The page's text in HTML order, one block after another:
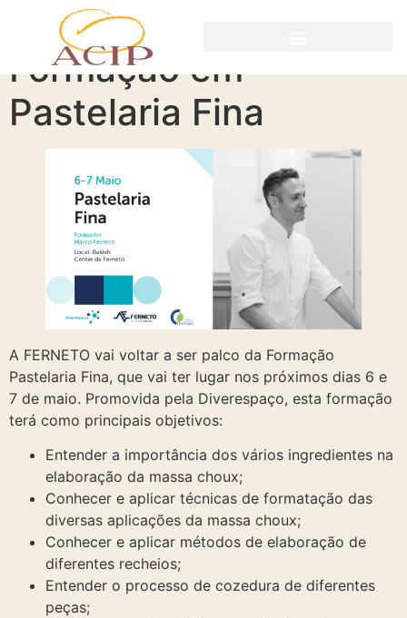
Formação em
Pastelaria Fina
A FERNETO vai voltar a ser palco da Formação
Pastelaria Fina, que vai ter lugar nos próximos dias 6 e
7 de maio. Promovida pela Diverespaço, esta formação
terá como principais objetivos:
Entender a importância dos vários ingredientes na
elaboração da massa choux;
Conhecer e aplicar técnicas de formatação das
diversas aplicações da massa choux;
Conhecer e aplicar métodos de elaboração de
diferentes recheios;
Entender o processo de cozedura de diferentes
peças;